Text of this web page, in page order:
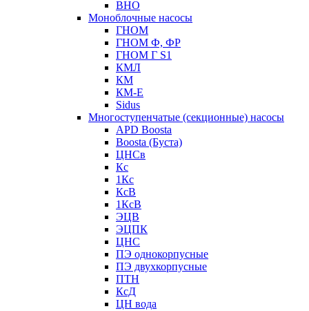
ВНО
Моноблочные насосы
ГНОМ
ГНОМ Ф, ФР
ГНОМ Г S1
КМЛ
КМ
КМ-Е
Sidus
Многоступенчатые (секционные) насосы
APD Boosta
Boosta (Буста)
ЦНСв
Кс
1Кс
КсВ
1КсВ
ЭЦВ
ЭЦПК
ЦНС
ПЭ однокорпусные
ПЭ двухкорпусные
ПТН
КсД
ЦН вода